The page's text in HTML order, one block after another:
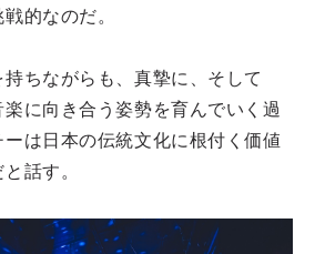
的なのだ。
ちながらも、真摯に、そして
に向き合う姿勢を育んでいく過
は日本の伝統文化に根付く価値
話す。